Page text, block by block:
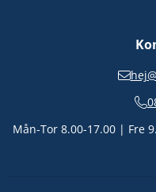
Mån-Tor 8.00-17.00 | Fre